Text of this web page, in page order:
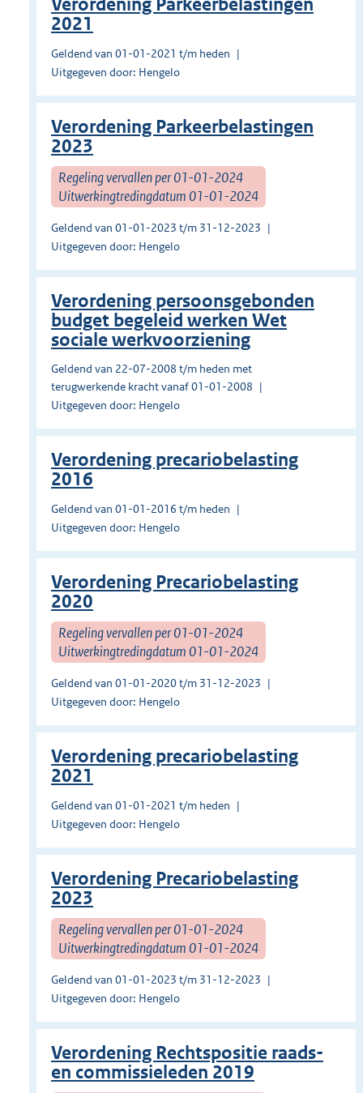
Verordening Parkeerbelastingen
2021
Geldend van 01-01-2021 t/m heden
Uitgegeven door: Hengelo
Verordening Parkeerbelastingen
2023
Regeling vervallen per 01-01-2024
Uitwerkingtredingdatum 01-01-2024
Geldend van 01-01-2023 t/m 31-12-2023
Uitgegeven door: Hengelo
Verordening persoonsgebonden
budget begeleid werken Wet
sociale werkvoorziening
Geldend van 22-07-2008 t/m heden met
terugwerkende kracht vanaf 01-01-2008
Uitgegeven door: Hengelo
Verordening precariobelasting
2016
Geldend van 01-01-2016 t/m heden
Uitgegeven door: Hengelo
Verordening Precariobelasting
2020
Regeling vervallen per 01-01-2024
Uitwerkingtredingdatum 01-01-2024
Geldend van 01-01-2020 t/m 31-12-2023
Uitgegeven door: Hengelo
Verordening precariobelasting
2021
Geldend van 01-01-2021 t/m heden
Uitgegeven door: Hengelo
Verordening Precariobelasting
2023
Regeling vervallen per 01-01-2024
Uitwerkingtredingdatum 01-01-2024
Geldend van 01-01-2023 t/m 31-12-2023
Uitgegeven door: Hengelo
Verordening Rechtspositie raads-
en commissieleden 2019